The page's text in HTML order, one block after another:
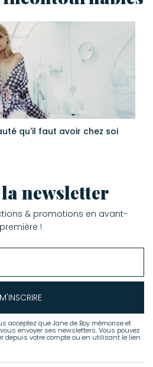
qu'il faut avoir chez soi
la newsletter
& promotions en avant-
première !
M'INSCRIRE
acceptez que Jane de Boy mémorise et
envoyer ses newsletters. Vous pouvez
depuis votre compte ou en utilisant le lien